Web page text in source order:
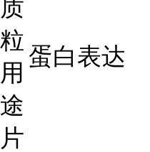
质
粒
用
途
蛋白表达
片